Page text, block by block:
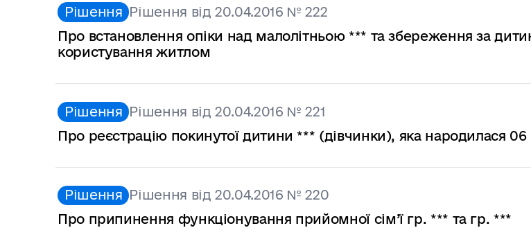
Рішення Рішення від 20.04.2016 № 222
Про встановлення опіки над малолітньою *** та збереження за
користування житлом
Рішення Рішення від 20.04.2016 № 221
Про реєстрацію покинутої дитини *** (дівчинки), яка народилася 06
Рішення Рішення від 20.04.2016 № 220
Про припинення функціонування прийомної сім’ї гр. *** та гр. ***